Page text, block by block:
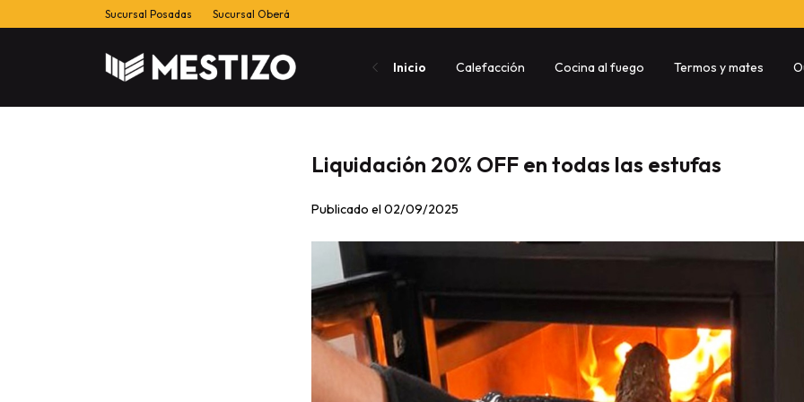
Sucursal Posadas Sucursal Oberá
Inicio Calefacción Cocina al fuego Termos y mates
Liquidación 20% OFF en todas las estufas
Publicado el 02/09/2025